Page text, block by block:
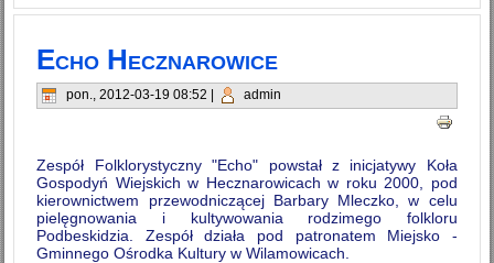
Echo Hecznarowice
pon., 2012-03-19 08:52 admin
Zespół Folklorystyczny "Echo" powstał z inicjatywy Koła
Gospodyń Wiejskich w Hecznarowicach w roku 2000, pod
kierownictwem przewodniczącej Barbary Mleczko, w celu
pielęgnowania i kultywowania rodzimego folkloru
Podbeskidzia. Zespół działa pod patronatem Miejsko -
Gminnego Ośrodka Kultury w Wilamowicach.